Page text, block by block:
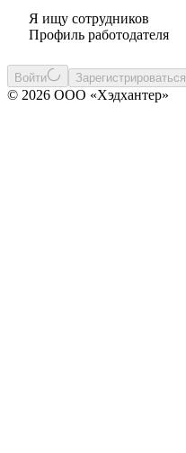
Я ищу сотрудников
Профиль работодателя
Войти Зарегистрироваться
© 2026 ООО «Хэдхантер»